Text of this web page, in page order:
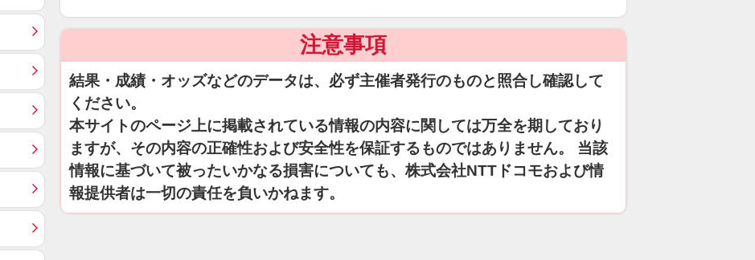
注意事項
結果・成績・オッズなどのデータは、必ず主催者発行のものと照合し確認して
ください。
本サイトのページ上に掲載されている情報の内容に関しては万全を期しており
ますが、その内容の正確性および安全性を保証するものではありません。 当該
情報に基づいて被ったいかなる損害についても、株式会社NTTドコモおよび情
報提供者は一切の責任を負いかねます。